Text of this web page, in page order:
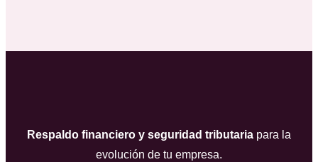
Respaldo financiero y seguridad tributaria para la
evolución de tu empresa.